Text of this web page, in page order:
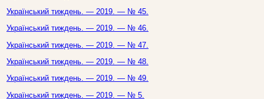
Український тиждень. — 2019. — № 45.
Український тиждень. — 2019. — № 46.
Український тиждень. — 2019. — № 47.
Український тиждень. — 2019. — № 48.
Український тиждень. — 2019. — № 49.
Український тиждень. — 2019. — № 5.